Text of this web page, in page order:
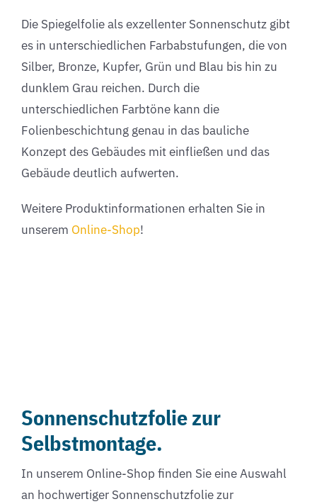
Die Spiegelfolie als exzellenter Sonnenschutz gibt
es in unterschiedlichen Farbabstufungen, die von
Silber, Bronze, Kupfer, Grün und Blau bis hin zu
dunklem Grau reichen. Durch die
unterschiedlichen Farbtöne kann die
Folienbeschichtung genau in das bauliche
Konzept des Gebäudes mit einfließen und das
Gebäude deutlich aufwerten.
Weitere Produktinformationen erhalten Sie in
unserem Online-Shop!
Sonnenschutzfolie zur
Selbstmontage.
In unserem Online-Shop finden Sie eine Auswahl
an hochwertiger Sonnenschutzfolie zur